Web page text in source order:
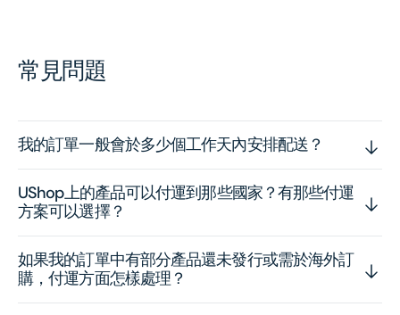
常見問題
我的訂單一般會於多少個工作天內安排配送？
UShop上的產品可以付運到那些國家？有那些付運
方案可以選擇？
如果我的訂單中有部分產品還未發行或需於海外訂
購，付運方面怎樣處理？